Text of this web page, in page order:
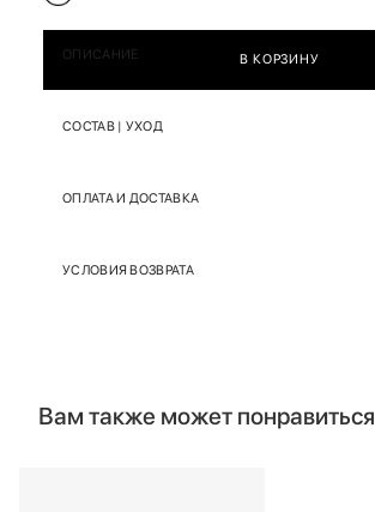
В КОРЗИНУ
ОПИСАНИЕ
СОСТАВ | УХОД
ОПЛАТА И ДОСТАВКА
УСЛОВИЯ ВОЗВРАТА
Вам также может понравиться